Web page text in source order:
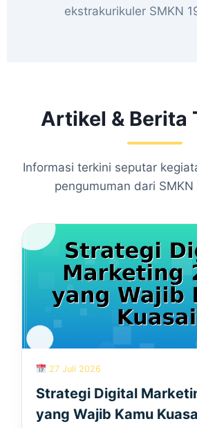
ekstrakurikuler SMKN
Artikel & Berita
Informasi terkini seputar
pengumuman dari
27 Juli 2026
Strategi Digital
yang Wajib Kamu